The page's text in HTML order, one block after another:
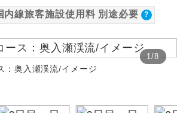
内線旅客施設使用料 別途必要
1/8
奥入瀬渓流/イメージ
然遺産を訪ねるコースです。
絶景スポットに立ち寄るコースです。
温泉地にも宿泊するコースです。